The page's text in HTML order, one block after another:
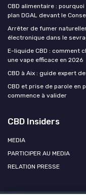
CBD alimentaire :
plan DGAL devant le
Arrêter de fumer
électronique dans le
E-liquide CBD : comment
une vape efficace en 2026
CBD à Aix : guide expert
CBD et prise de parole en
commence à valider
CBD Insiders
MEDIA
PARTICIPER AU MEDIA
RELATION PRESSE